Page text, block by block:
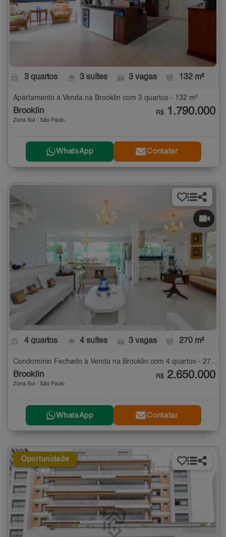
3 quartos 3 suítes 3 vagas 132 m²
Apartamento à Venda na Brooklin com 3 quartos - 132 m²
Brooklin
Zona Sul - São Paulo
R$ 1.790.000
WhatsApp Contatar
4 quartos 4 suítes 3 vagas 270 m²
Condomínio Fechado à Venda na Brooklin com 4 quartos - 270 m²
Brooklin
Zona Sul - São Paulo
R$ 2.650.000
WhatsApp Contatar
Oportunidade